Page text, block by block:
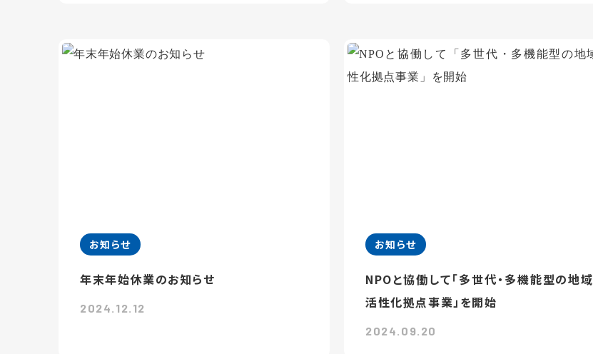
お知らせ
年末年始休業のお知らせ
2024.12.12
お知らせ
NPOと協働して「多世代・多機能型の地域
活性化拠点事業」を開始
2024.09.20